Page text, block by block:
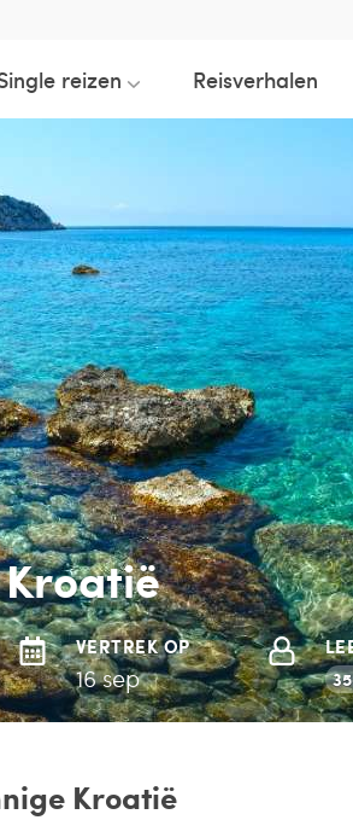
reizen Reisverhalen
VERTREK OP
16 sep
Kroatië